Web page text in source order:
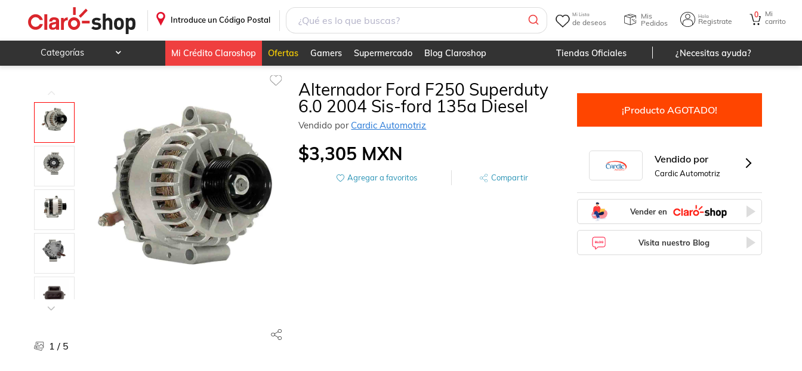
Introduce un Código Postal
Mi Lista
de deseos
Mis
Pedidos
Hola
Registrate
0
Mi
carrito
Categorías
Videojuegos
Hogar y jardín
Animales y mascotas
Ferretería y autos
Ropa, calzado y accesorios
Mamá y bebé
Salud, belleza y cuidado personal
Joyería y relojes
Juegos y juguetes
Libros, revistas y comics
Películas, series de tv y música
Otras categorías
Súpermercado
Mi Crédito Claroshop Ofertas Gamers Supermercado Blog Claroshop Tiendas Oficiales ¿Necesitas ayuda?
1 / 5
Alternador Ford F250 Superduty
6.0 2004 Sis-ford 135a Diesel
Vendido por Cardic Automotriz
$3,305 MXN
Agregar a favoritos Compartir
¡Producto AGOTADO!
Vendido por
Cardic Automotriz
Vender en
Visita nuestro Blog
Alternador Ford F250 Superduty 6.0 2004 Sis-ford 135a Diesel